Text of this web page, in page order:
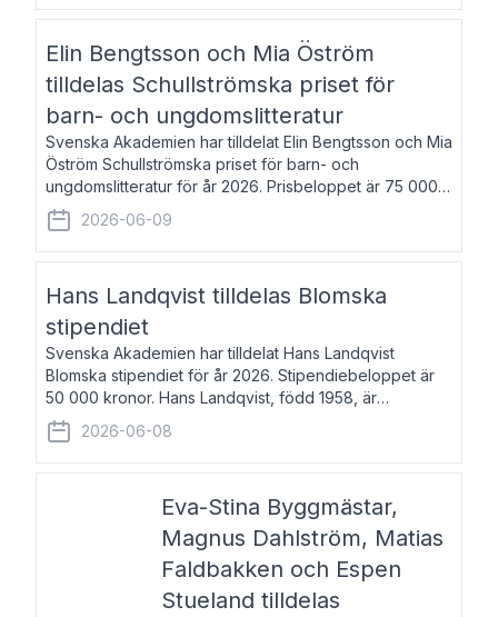
Elin Bengtsson och Mia Öström
tilldelas Schullströmska priset för
barn- och ungdomslitteratur
Svenska Akademien har tilldelat Elin Bengtsson och Mia
Öström Schullströmska priset för barn- och
ungdomslitteratur för år 2026. Prisbeloppet är 75 000
kronor vardera. Elin Bengtsson, född 1987, är författare
och forskare i genusvetenskap.
2026-06-09
Hans Landqvist tilldelas Blomska
stipendiet
Svenska Akademien har tilldelat Hans Landqvist
Blomska stipendiet för år 2026. Stipendiebeloppet är
50 000 kronor. Hans Landqvist, född 1958, är
professor i svenska vid Göteborgs universitet. Han
disputerade år 2000 på avhandlingen Författn
2026-06-08
Eva-Stina Byggmästar,
Magnus Dahlström, Matias
Faldbakken och Espen
Stueland tilldelas